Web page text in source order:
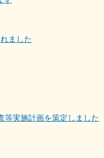
ました
等実施計画を策定しました